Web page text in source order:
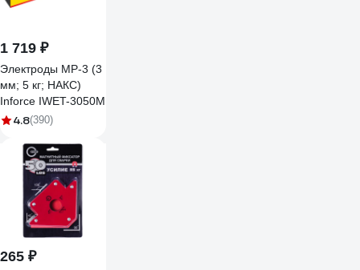
1 719 ₽
Электроды МР-3 (3
мм; 5 кг; НАКС)
Inforce IWET-3050M
4.8(390)
265 ₽